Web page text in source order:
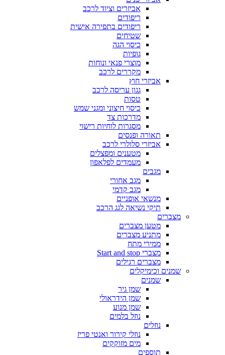
אביזרים וציוד לרכב
ריפודים
ריפודים בתפירה אישית
שטיחים
כיסוי הגה
גופיות
מוצרי פנאי ונוחות
מקררים לרכב
אביזרי חוץ
גגון עריסה לרכב
טסות
כיסוי חיצוני ומגני שמש
מדרכות צד
מסגרות לוחיות רישוי
תאורה ופנסים
אביזרי סלולרי לרכב
מטענים ומפצלים
מעמדים לפלאפון
מגבים
מגב אחורי
מגב קדמי
מנשאי אופניים
תיקי נשיאה לגג הרכב
מצברים
מטען מצברים
מתניע מצברים
ממירי מתח
מצברי Start and stop
מצברים רגילים
שמנים וכימיקלים
שמנים
שמן גיר
שמן הידראולי
שמן מנוע
נוזל בלמים
נוזלים
נוזלי קירור ואנטי פריז
מים מזוקקים
תוספים